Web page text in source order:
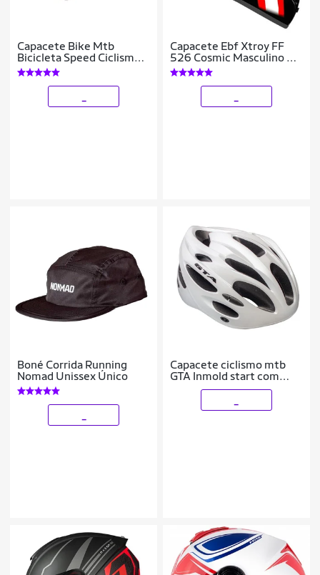
Capacete Bike Mtb
Bicicleta Speed Ciclismo
Ajustável Sporte
Capacete Ebf Xtroy FF
526 Cosmic Masculino e
Feminino Fechado Moto
Boné Corrida Running
Nomad Unissex Único
Capacete ciclismo mtb
GTA Inmold start com
sinalizador led